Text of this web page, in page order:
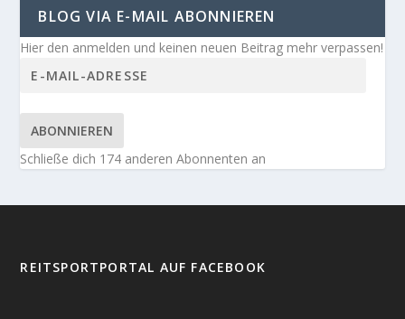
BLOG VIA E-MAIL ABONNIEREN
Hier den anmelden und keinen neuen Beitrag mehr verpassen!
ABONNIEREN
Schließe dich 174 anderen Abonnenten an
REITSPORTPORTAL AUF FACEBOOK